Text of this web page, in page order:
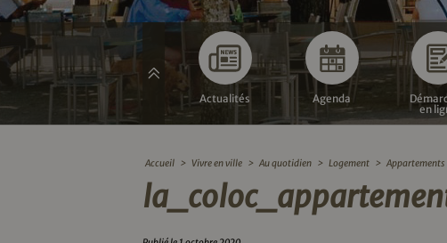
Actualités Agenda
en
Accueil > Vivre en ville > Au quotidien > Logement > Appartements